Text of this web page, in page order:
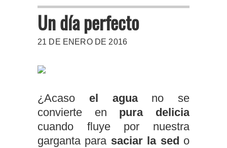
Un día perfecto
21 DE ENERO DE 2016
¿Acaso el agua no se
convierte en pura delicia
cuando fluye por nuestra
garganta para saciar la sed o